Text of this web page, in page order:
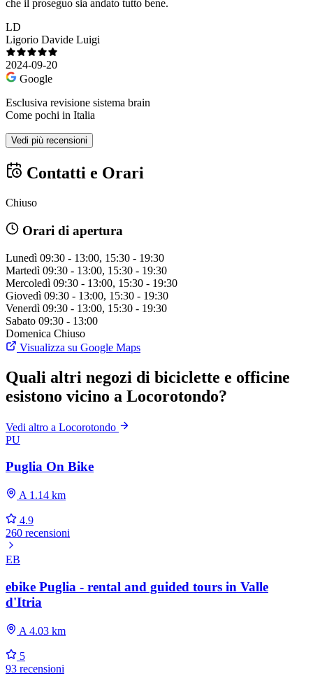
che il proseguo sia andato tutto bene.
LD
Ligorio Davide Luigi
2024-09-20
Google
Esclusiva revisione sistema brain
Come pochi in Italia
Vedi più recensioni
Contatti e Orari
Chiuso
Orari di apertura
Lunedì 09:30 - 13:00, 15:30 - 19:30
Martedì 09:30 - 13:00, 15:30 - 19:30
Mercoledì 09:30 - 13:00, 15:30 - 19:30
Giovedì 09:30 - 13:00, 15:30 - 19:30
Venerdì 09:30 - 13:00, 15:30 - 19:30
Sabato 09:30 - 13:00
Domenica Chiuso
Visualizza su Google Maps
Quali altri negozi di biciclette e officine
esistono vicino a Locorotondo?
Vedi altro a Locorotondo
PU
Puglia On Bike
A 1.14 km
4.9
260 recensioni
EB
ebike Puglia - rental and guided tours in Valle
d'Itria
A 4.03 km
5
93 recensioni